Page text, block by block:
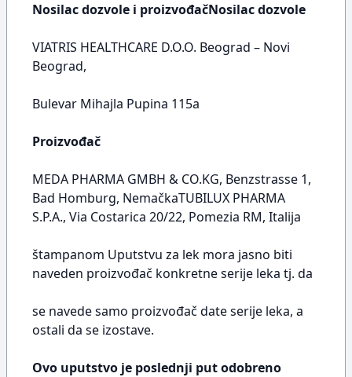
Nosilac dozvole i proizvođačNosilac dozvole
VIATRIS HEALTHCARE D.O.O. Beograd – Novi
Beograd,
Bulevar Mihajla Pupina 115a
Proizvođač
MEDA PHARMA GMBH & CO.KG, Benzstrasse 1,
Bad Homburg, NemačkaTUBILUX PHARMA
S.P.A., Via Costarica 20/22, Pomezia RM, Italija
štampanom Uputstvu za lek mora jasno biti
naveden proizvođač konkretne serije leka tj. da
se navede samo proizvođač date serije leka, a
ostali da se izostave.
Ovo uputstvo je poslednji put odobreno